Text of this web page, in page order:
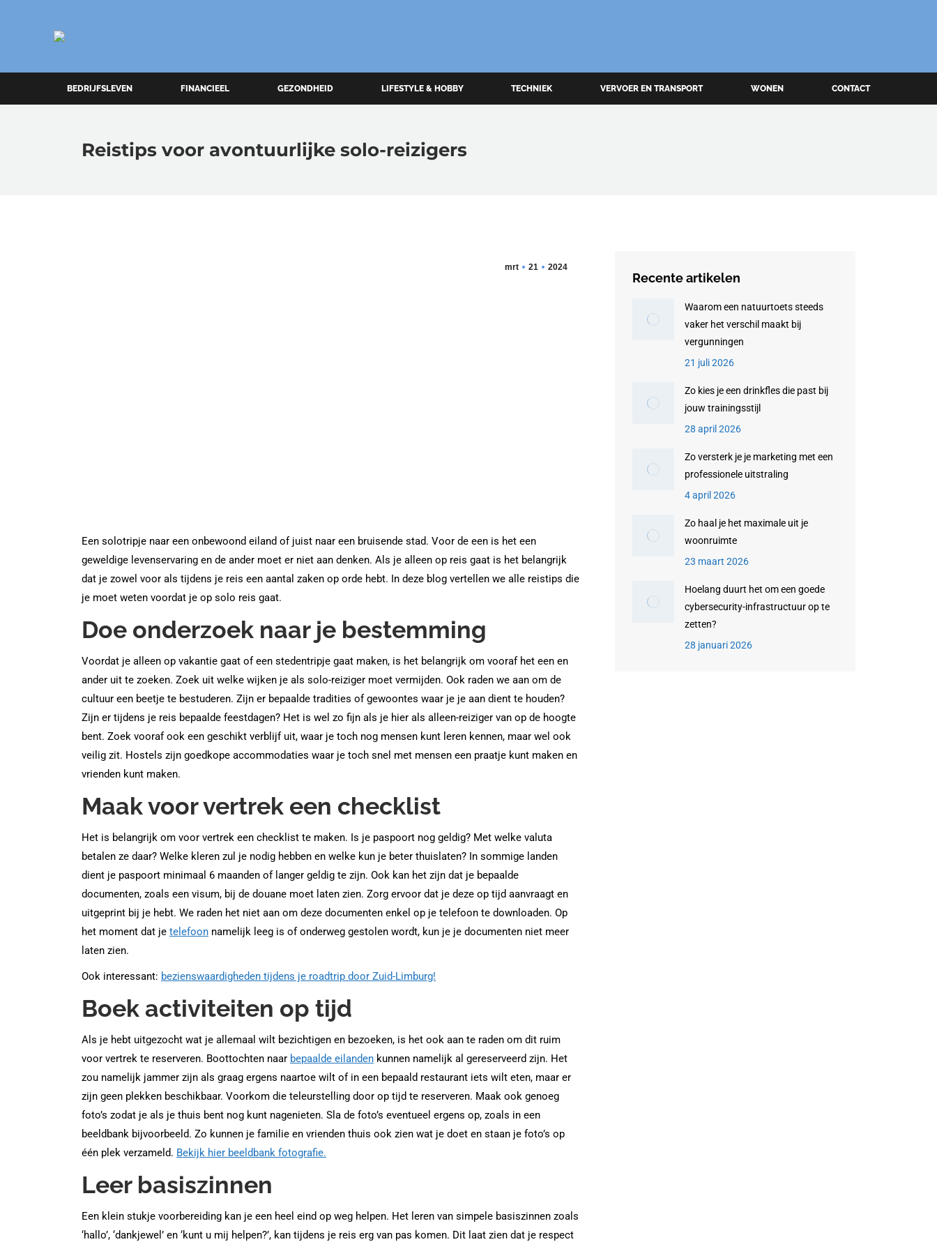
BEDRIJFSLEVEN FINANCIEEL GEZONDHEID LIFESTYLE & HOBBY TECHNIEK VERVOER EN TRANSPORT WONEN CONTACT
Reistips voor avontuurlijke solo-reizigers
mrt 21 2024
Een solotripje naar een onbewoond eiland of juist naar een bruisende stad. Voor de een is het een
geweldige levenservaring en de ander moet er niet aan denken. Als je alleen op reis gaat is het belangrijk
dat je zowel voor als tijdens je reis een aantal zaken op orde hebt. In deze blog vertellen we alle reistips die
je moet weten voordat je op solo reis gaat.
Doe onderzoek naar je bestemming
Voordat je alleen op vakantie gaat of een stedentripje gaat maken, is het belangrijk om vooraf het een en
ander uit te zoeken. Zoek uit welke wijken je als solo-reiziger moet vermijden. Ook raden we aan om de
cultuur een beetje te bestuderen. Zijn er bepaalde tradities of gewoontes waar je je aan dient te houden?
Zijn er tijdens je reis bepaalde feestdagen? Het is wel zo fijn als je hier als alleen-reiziger van op de hoogte
bent. Zoek vooraf ook een geschikt verblijf uit, waar je toch nog mensen kunt leren kennen, maar wel ook
veilig zit. Hostels zijn goedkope accommodaties waar je toch snel met mensen een praatje kunt maken en
vrienden kunt maken.
Maak voor vertrek een checklist
Het is belangrijk om voor vertrek een checklist te maken. Is je paspoort nog geldig? Met welke valuta
betalen ze daar? Welke kleren zul je nodig hebben en welke kun je beter thuislaten? In sommige landen
dient je paspoort minimaal 6 maanden of langer geldig te zijn. Ook kan het zijn dat je bepaalde
documenten, zoals een visum, bij de douane moet laten zien. Zorg ervoor dat je deze op tijd aanvraagt en
uitgeprint bij je hebt. We raden het niet aan om deze documenten enkel op je telefoon te downloaden. Op
het moment dat je telefoon namelijk leeg is of onderweg gestolen wordt, kun je je documenten niet meer
laten zien.
Ook interessant: bezienswaardigheden tijdens je roadtrip door Zuid-Limburg!
Boek activiteiten op tijd
Als je hebt uitgezocht wat je allemaal wilt bezichtigen en bezoeken, is het ook aan te raden om dit ruim
voor vertrek te reserveren. Boottochten naar bepaalde eilanden kunnen namelijk al gereserveerd zijn. Het
zou namelijk jammer zijn als graag ergens naartoe wilt of in een bepaald restaurant iets wilt eten, maar er
zijn geen plekken beschikbaar. Voorkom die teleurstelling door op tijd te reserveren. Maak ook genoeg
foto’s zodat je als je thuis bent nog kunt nagenieten. Sla de foto’s eventueel ergens op, zoals in een
beeldbank bijvoorbeeld. Zo kunnen je familie en vrienden thuis ook zien wat je doet en staan je foto’s op
één plek verzameld. Bekijk hier beeldbank fotografie.
Leer basiszinnen
Een klein stukje voorbereiding kan je een heel eind op weg helpen. Het leren van simpele basiszinnen zoals
‘hallo’, ‘dankjewel’ en ‘kunt u mij helpen?’, kan tijdens je reis erg van pas komen. Dit laat zien dat je respect
Recente artikelen
Waarom een natuurtoets steeds
vaker het verschil maakt bij
vergunningen
21 juli 2026
Zo kies je een drinkfles die past bij
jouw trainingsstijl
28 april 2026
Zo versterk je je marketing met een
professionele uitstraling
4 april 2026
Zo haal je het maximale uit je
woonruimte
23 maart 2026
Hoelang duurt het om een goede
cybersecurity-infrastructuur op te
zetten?
28 januari 2026